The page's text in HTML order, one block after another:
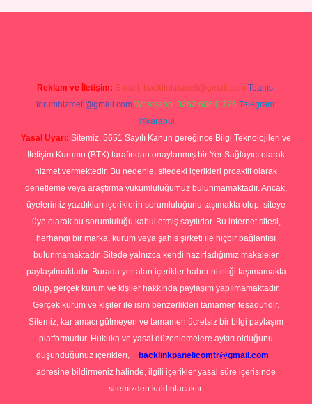
Reklam ve İletişim: E-mail: backlinkpaneli@gmail.com Teams:
forumhizmeti@gmail.com Whatsapp: 0262 606 0 726 Telegram:
@karabul
Yasal Uyarı: Sitemiz, 5651 Sayılı Kanun gereğince Bilgi Teknolojileri ve
İletişim Kurumu (BTK) tarafından onaylanmış bir Yer Sağlayıcı olarak
hizmet vermektedir. Bu nedenle, sitedeki içerikleri proaktif olarak
denetleme veya araştırma yükümlülüğümüz bulunmamaktadır. Ancak,
üyelerimiz yazdıkları içeriklerin sorumluluğunu taşımakta olup, siteye
üye olarak bu sorumluluğu kabul etmiş sayılırlar. Bu internet sitesi,
herhangi bir marka, kurum veya şahıs şirketi ile hiçbir bağlantısı
bulunmamaktadır. Sitede yalnızca kendi hazırladığımız makaleler
paylaşılmaktadır. Burada yer alan içerikler haber niteliği taşımamakta
olup, gerçek kurum ve kişiler hakkında paylaşım yapılmamaktadır.
Gerçek kurum ve kişiler ile isim benzerlikleri tamamen tesadüfidir.
Sitemiz, kar amacı gütmeyen ve tamamen ücretsiz bir bilgi paylaşım
platformudur. Hukuka ve yasal düzenlemelere aykırı olduğunu
düşündüğünüz içerikleri,
backlinkpanelicomtr@gmail.com
adresine bildirmeniz halinde, ilgili içerikler yasal süre içerisinde
sitemizden kaldırılacaktır.